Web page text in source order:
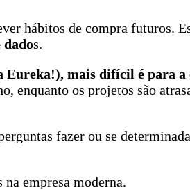
hábitos de compra futuros.
dados.
Eureka!), mais difícil é para a
enquanto os projetos são
fazer ou se
empresa moderna.